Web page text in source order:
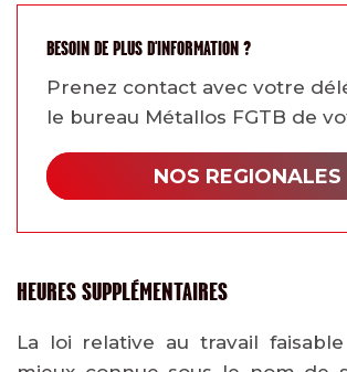
BESOIN DE PLUS D'INFORMATION ?
Prenez contact avec votre
le bureau Métallos FGTB de
NOS REGIONALES
HEURES SUPPLÉMENTAIRES
La loi relative au travail